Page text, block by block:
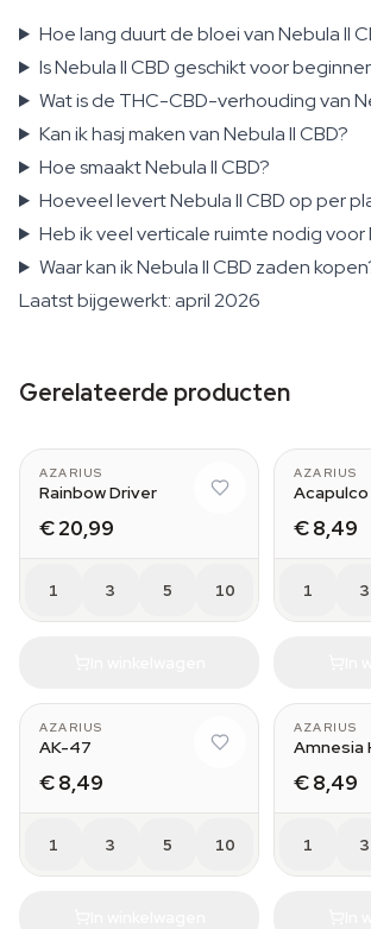
Hoe lang duurt de bloei van Nebula II
Is Nebula II CBD geschikt voor
Wat is de THC-CBD-verhouding van
Kan ik hasj maken van Nebula II CBD?
Hoe smaakt Nebula II CBD?
Hoeveel levert Nebula II CBD op per
Heb ik veel verticale ruimte nodig voor
Waar kan ik Nebula II CBD zaden
Laatst bijgewerkt: april 2026
Gerelateerde producten
AZARIUS
Rainbow Driver
€ 20,99
1 3 5 10
AZARIUS
€ 8,49
1 3
AZARIUS
AK-47
€ 8,49
1 3 5 10
AZARIUS
Amnesia
€ 8,49
1 3